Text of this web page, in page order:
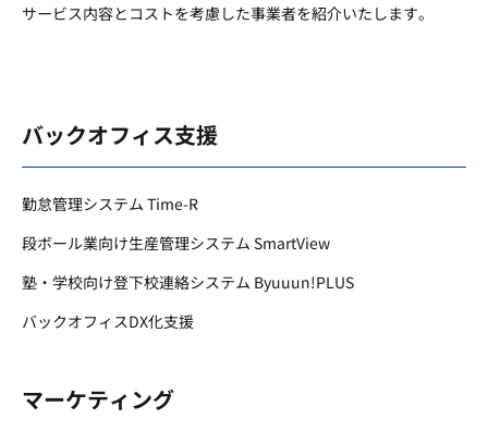
サービス内容とコストを考慮した事業者を紹介いたします。
バックオフィス支援
勤怠管理システム Time-R
段ボール業向け生産管理システム SmartView
塾・学校向け登下校連絡システム Byuuun!PLUS
バックオフィスDX化支援
マーケティング